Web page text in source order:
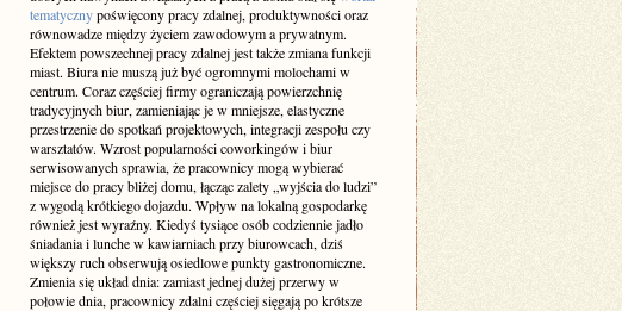
tematycznypoświęcony pracy zdalnej, produktywności oraz
równowadze między życiem zawodowym a prywatnym.
Efektem powszechnej pracy zdalnej jest także zmiana funkcji
miast. Biura nie muszą już być ogromnymi molochami w
centrum. Coraz częściej firmy ograniczają powierzchnię
tradycyjnych biur, zamieniając je w mniejsze, elastyczne
przestrzenie do spotkań projektowych, integracji zespołu czy
warsztatów. Wzrost popularności coworkingów i biur
serwisowanych sprawia, że pracownicy mogą wybierać
miejsce do pracy bliżej domu, łącząc zalety „wyjścia do ludzi”
z wygodą krótkiego dojazdu. Wpływ na lokalną gospodarkę
również jest wyraźny. Kiedyś tysiące osób codziennie jadło
śniadania i lunche w kawiarniach przy biurowcach, dziś
większy ruch obserwują osiedlowe punkty gastronomiczne.
Zmienia się układ dnia: zamiast jednej dużej przerwy w
połowie dnia, pracownicy zdalni częściej sięgają po krótsze